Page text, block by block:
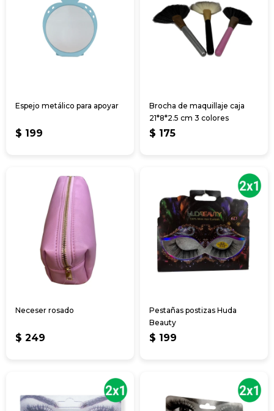
Espejo metálico para apoyar
$ 199
Brocha de maquillaje caja
21*8*2.5 cm 3 colores
$ 175
Neceser rosado
$ 249
Pestañas postizas Huda
Beauty
$ 199